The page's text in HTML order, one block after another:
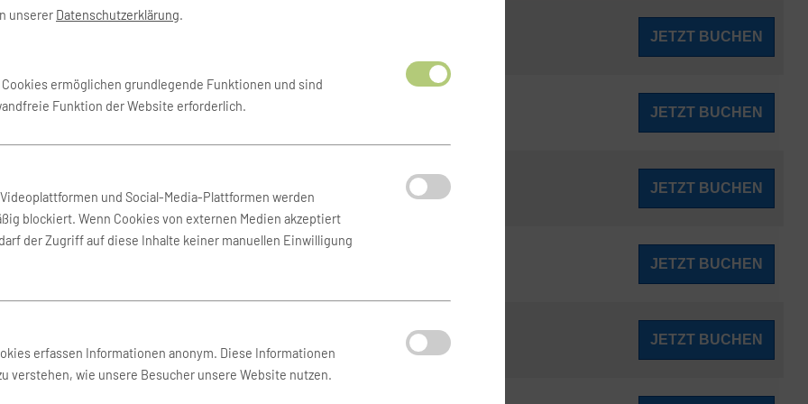
JETZT BUCHEN
2026-2. Okt. 2026 JETZT BUCHEN
2026 10. Dez. 2026 ab JETZT BUCHEN
JETZT BUCHEN
ab JETZT BUCHEN
unserer Datenschutzerklärung.
Cookies ermöglichen grundlegende Funktionen und sind
Funktion der Website erforderlich.
und Social-Media-Plattformen werden
blockiert. Wenn Cookies von externen Medien akzeptiert
der Zugriff auf diese Inhalte keiner manuellen Einwilligung
erfassen Informationen anonym. Diese Informationen
verstehen, wie unsere Besucher unsere Website nutzen.